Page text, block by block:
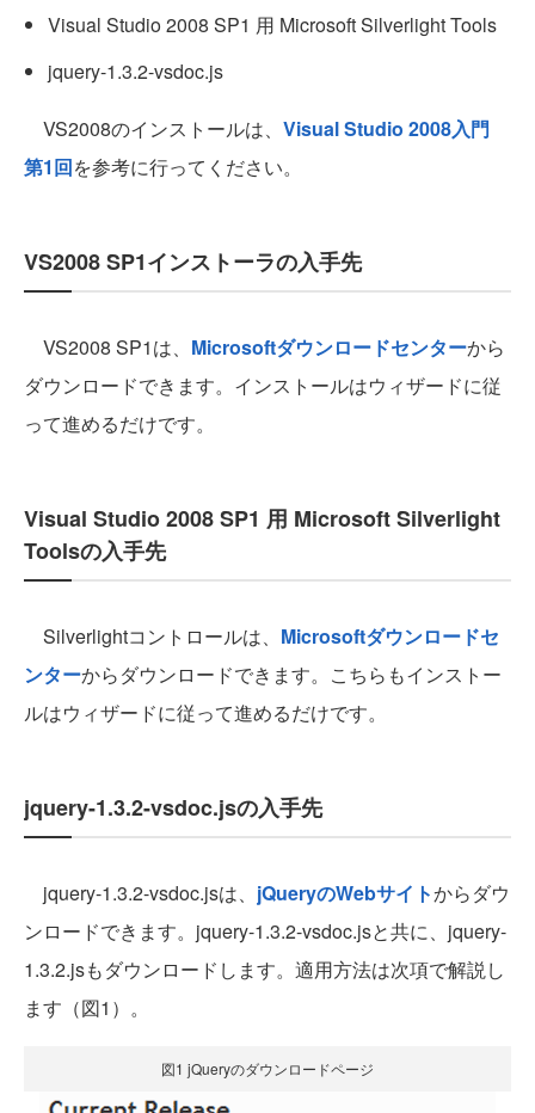
Visual Studio 2008 SP1 用 Microsoft Silverlight Tools
jquery-1.3.2-vsdoc.js
VS2008のインストールは、 Visual Studio 2008入門
第1回を参考に行ってください。
VS2008 SP1インストーラの入手先
VS2008 SP1は、 Microsoftダウンロードセンターから
ダウンロードできます。インストールはウィザードに従
って進めるだけです。
Visual Studio 2008 SP1 用 Microsoft Silverlight
Toolsの入手先
Silverlightコントロールは、 Microsoftダウンロードセ
ンターからダウンロードできます。こちらもインストー
ルはウィザードに従って進めるだけです。
jquery-1.3.2-vsdoc.jsの入手先
jquery-1.3.2-vsdoc.jsは、 jQueryのWebサイトからダウ
ンロードできます。jquery-1.3.2-vsdoc.jsと共に、jquery-
1.3.2.jsもダウンロードします。適用方法は次項で解説し
ます（図1）。
図1 jQueryのダウンロードページ